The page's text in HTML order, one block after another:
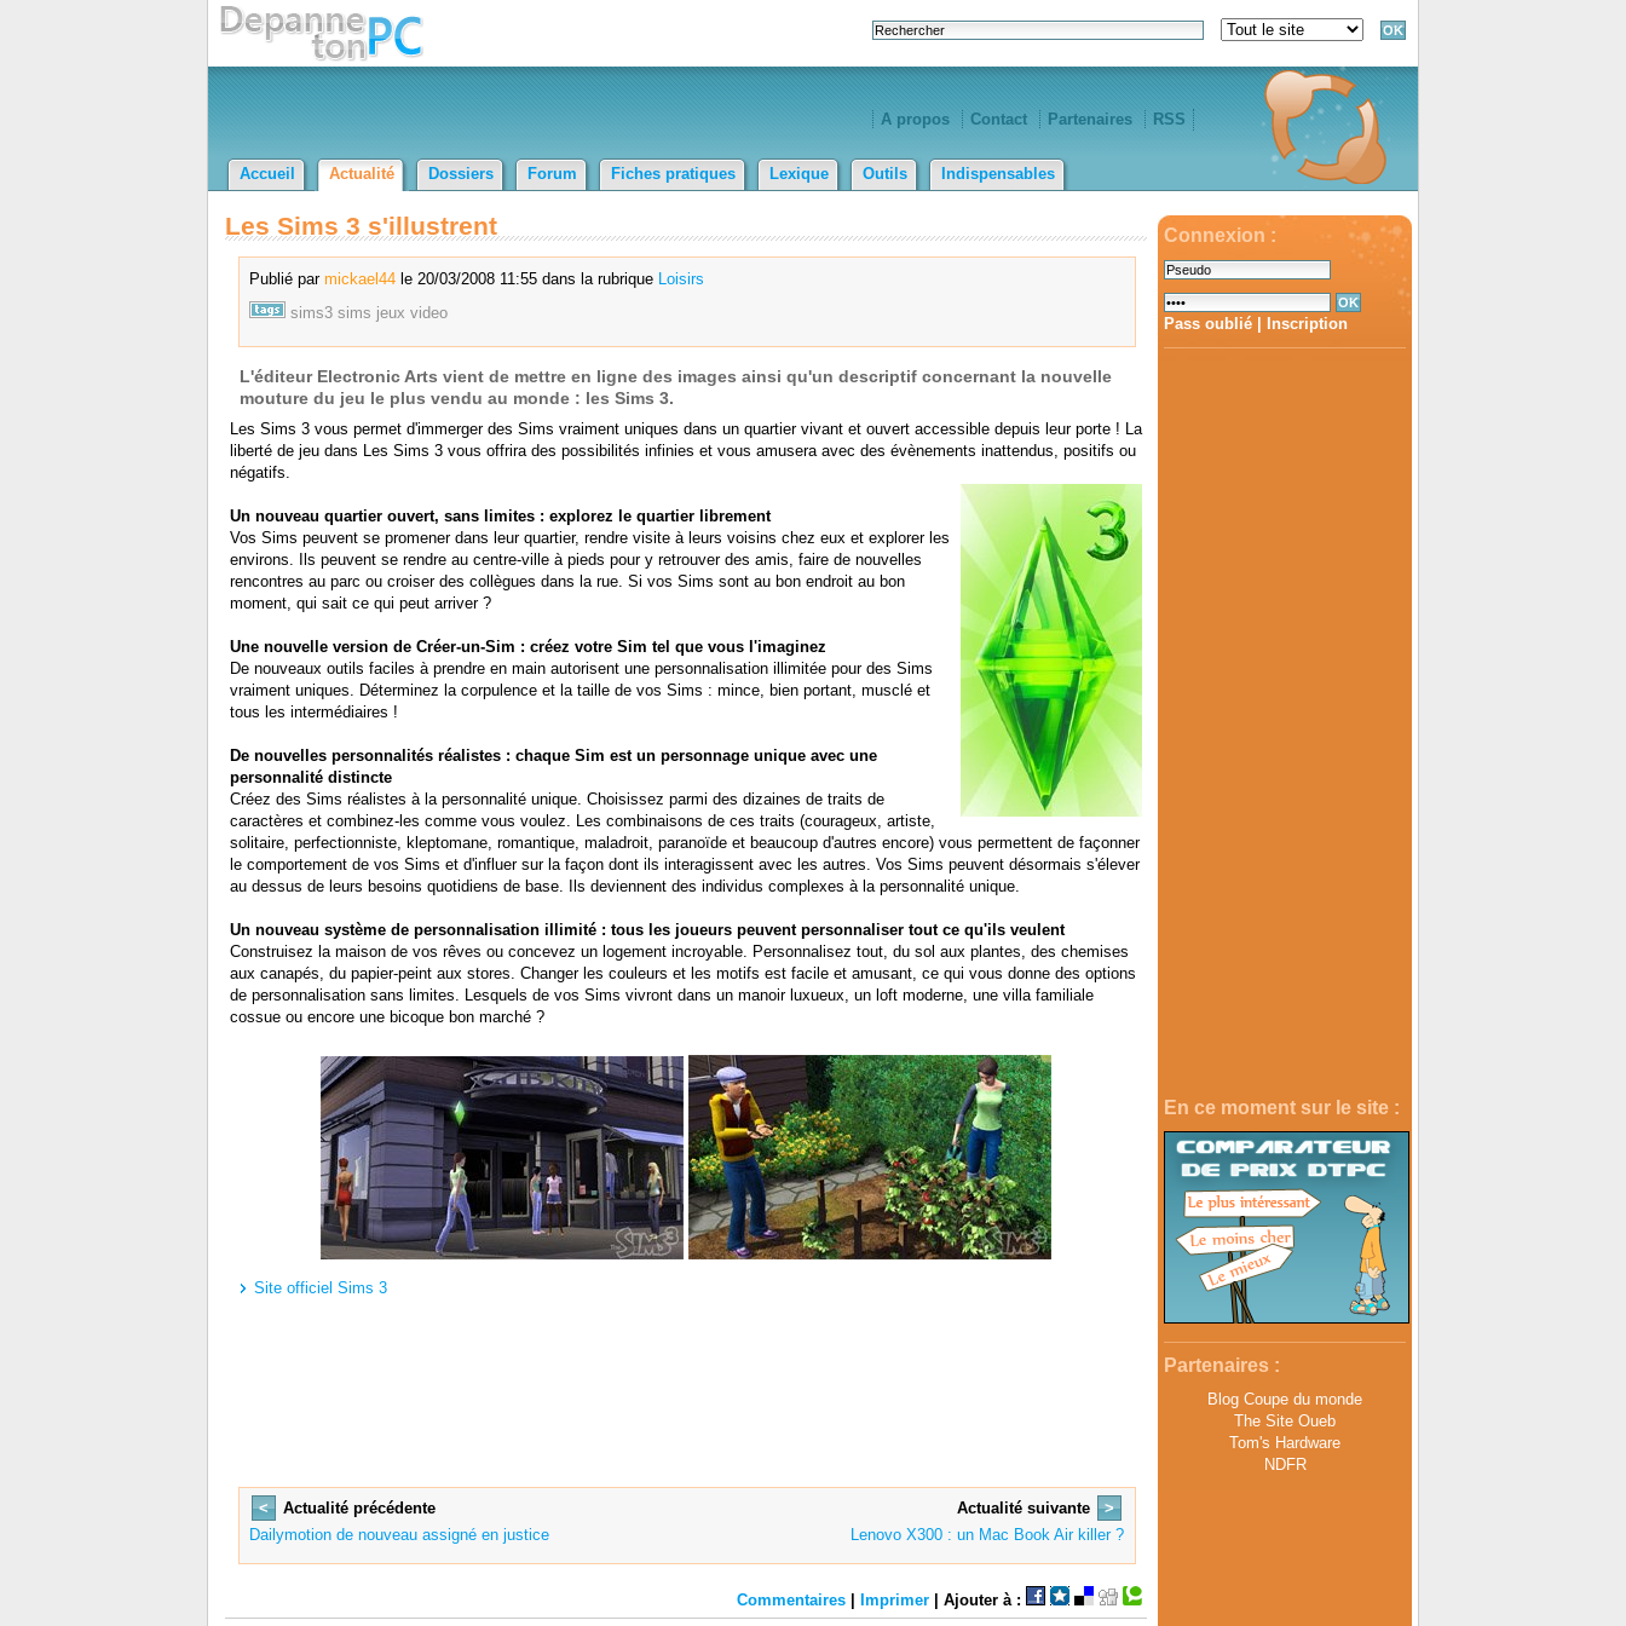
A propos Contact Partenaires RSS
Accueil Actualité Dossiers Forum Fiches pratiques Lexique Outils Indispensables
Connexion :
Pass oublié Inscription
En ce moment sur le site :
Partenaires :
Blog Coupe du monde
The Site Oueb
Tom's Hardware
NDFR
Les Sims 3 s'illustrent
Publié par mickael44le 20/03/2008 11:55 dans la rubrique Loisirs
sims3 sims jeux video
L'éditeur Electronic Arts vient de mettre en ligne des images ainsi qu'un descriptif concernant la nouvelle
mouture du jeu le plus vendu au monde : les Sims 3.
Les Sims 3 vous permet d'immerger des Sims vraiment uniques dans un quartier vivant et ouvert accessible depuis leur porte ! La
liberté de jeu dans Les Sims 3 vous offrira des possibilités infinies et vous amusera avec des évènements inattendus, positifs ou
négatifs.
Un nouveau quartier ouvert, sans limites : explorez le quartier librement
Vos Sims peuvent se promener dans leur quartier, rendre visite à leurs voisins chez eux et explorer les
environs. Ils peuvent se rendre au centre-ville à pieds pour y retrouver des amis, faire de nouvelles
rencontres au parc ou croiser des collègues dans la rue. Si vos Sims sont au bon endroit au bon
moment, qui sait ce qui peut arriver ?
Une nouvelle version de Créer-un-Sim : créez votre Sim tel que vous l'imaginez
De nouveaux outils faciles à prendre en main autorisent une personnalisation illimitée pour des Sims
vraiment uniques. Déterminez la corpulence et la taille de vos Sims : mince, bien portant, musclé et
tous les intermédiaires !
De nouvelles personnalités réalistes : chaque Sim est un personnage unique avec une
personnalité distincte
Créez des Sims réalistes à la personnalité unique. Choisissez parmi des dizaines de traits de
caractères et combinez-les comme vous voulez. Les combinaisons de ces traits (courageux, artiste,
solitaire, perfectionniste, kleptomane, romantique, maladroit, paranoïde et beaucoup d'autres encore) vous permettent de façonner
le comportement de vos Sims et d'influer sur la façon dont ils interagissent avec les autres. Vos Sims peuvent désormais s'élever
au dessus de leurs besoins quotidiens de base. Ils deviennent des individus complexes à la personnalité unique.
Un nouveau système de personnalisation illimité : tous les joueurs peuvent personnaliser tout ce qu'ils veulent
Construisez la maison de vos rêves ou concevez un logement incroyable. Personnalisez tout, du sol aux plantes, des chemises
aux canapés, du papier-peint aux stores. Changer les couleurs et les motifs est facile et amusant, ce qui vous donne des options
de personnalisation sans limites. Lesquels de vos Sims vivront dans un manoir luxueux, un loft moderne, une villa familiale
cossue ou encore une bicoque bon marché ?
Site officiel Sims 3
<
Actualité précédente
Dailymotion de nouveau assigné en justice
Actualité suivante
>
Lenovo X300 : un Mac Book Air killer ?
Commentaires |Imprimer | Ajouter à :